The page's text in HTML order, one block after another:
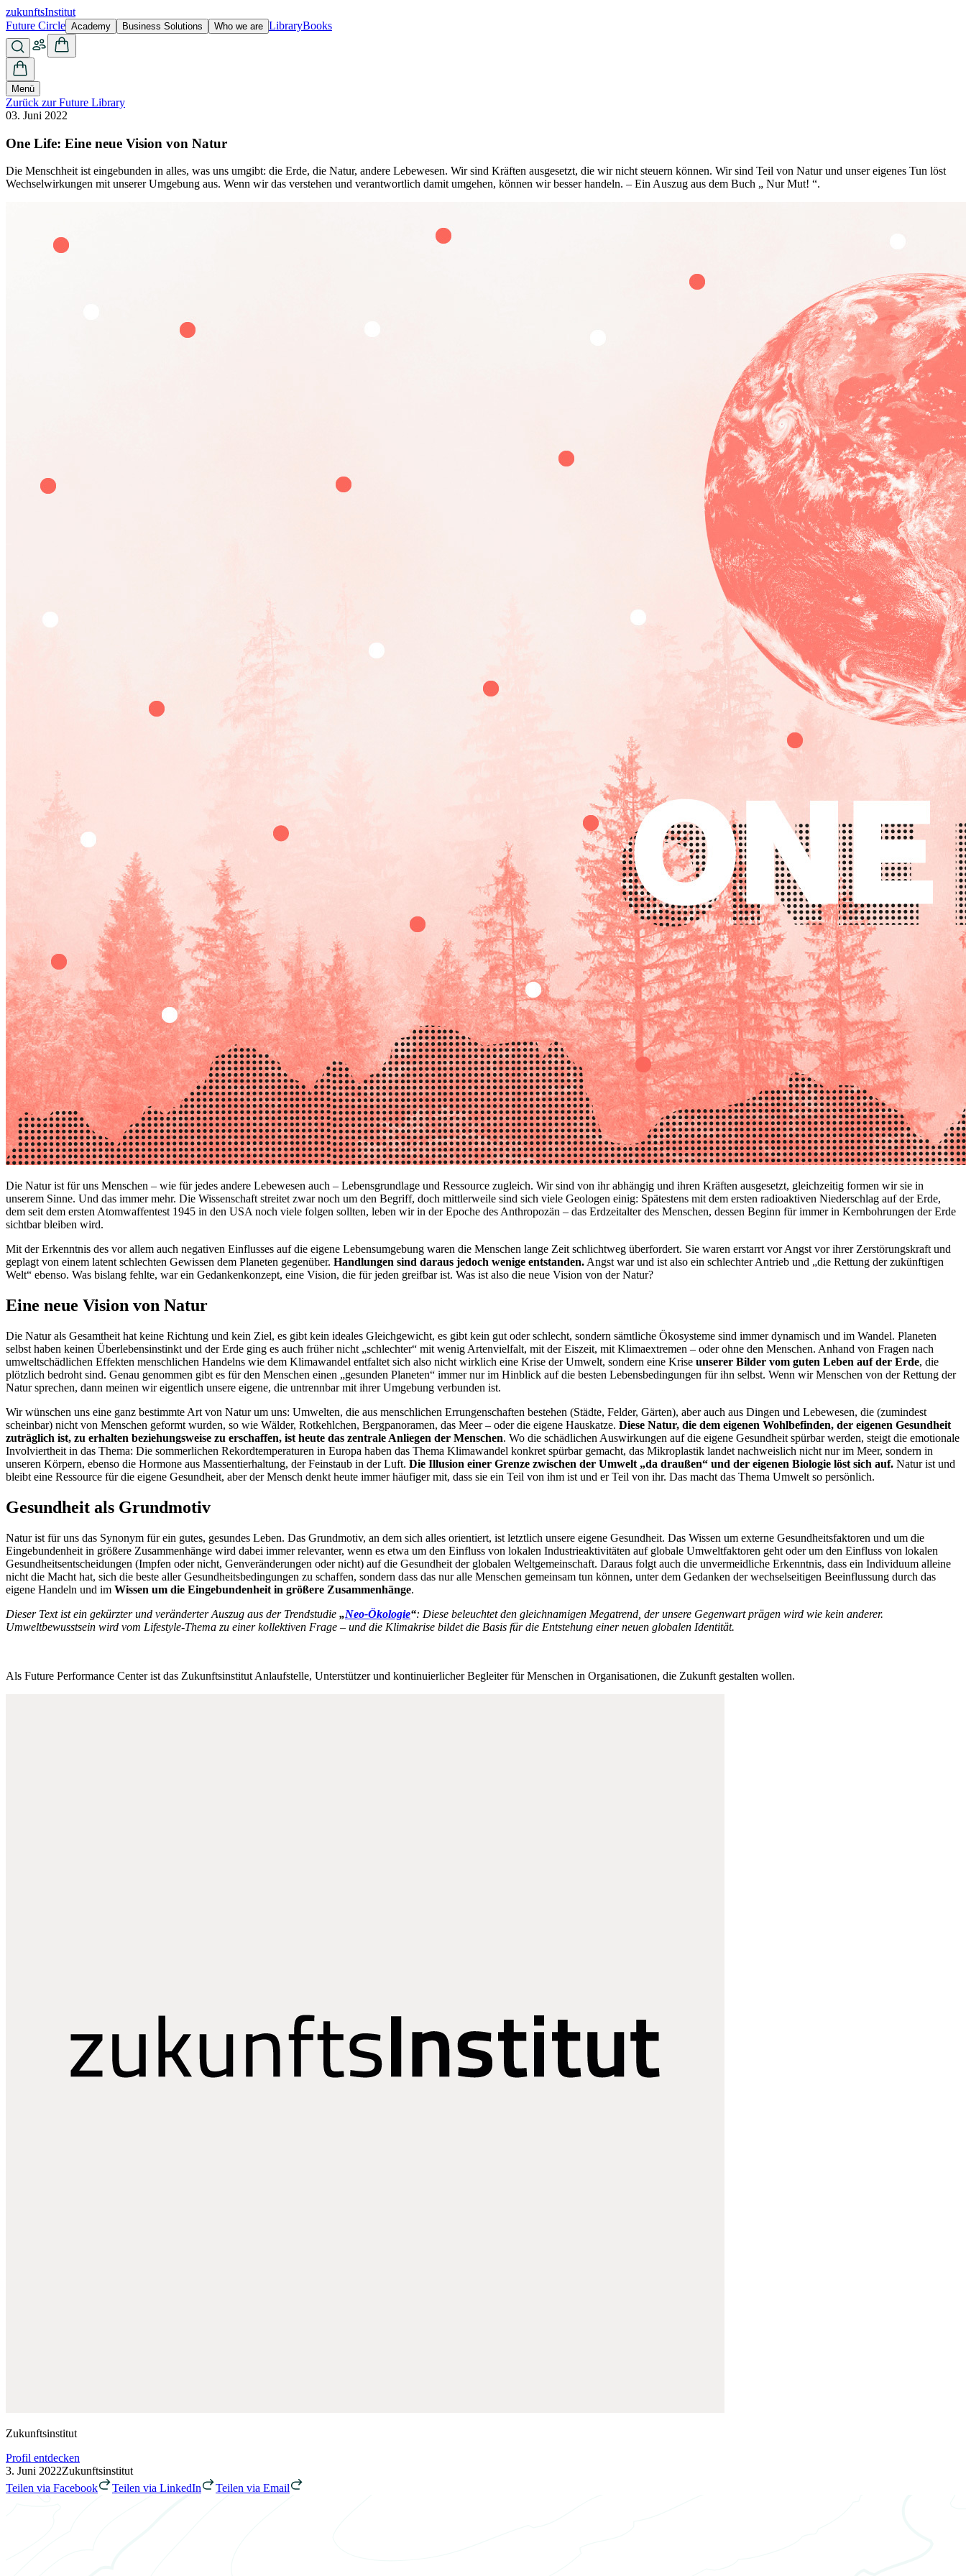
zukunftsInstitut
Future Circle Academy Business Solutions Who we are LibraryBooks
Menü
Zurück zur Future Library
03. Juni 2022
One Life: Eine neue Vision von Natur
Die Menschheit ist eingebunden in alles, was uns umgibt: die Erde, die Natur, andere Lebewesen. Wir sind Kräften ausgesetzt, die wir nicht steuern können. Wir sind Teil von Natur und unser eigenes Tun löst
Wechselwirkungen mit unserer Umgebung aus. Wenn wir das verstehen und verantwortlich damit umgehen, können wir besser handeln. – Ein Auszug aus dem Buch „ Nur Mut! “.
Die Natur ist für uns Menschen – wie für jedes andere Lebewesen auch – Lebensgrundlage und Ressource zugleich. Wir sind von ihr abhängig und ihren Kräften ausgesetzt, gleichzeitig formen wir sie in
unserem Sinne. Und das immer mehr. Die Wissenschaft streitet zwar noch um den Begriff, doch mittlerweile sind sich viele Geologen einig: Spätestens mit dem ersten radioaktiven Niederschlag auf der Erde,
dem seit dem ersten Atomwaffentest 1945 in den USA noch viele folgen sollten, leben wir in der Epoche des Anthropozän – das Erdzeitalter des Menschen, dessen Beginn für immer in Kernbohrungen der Erde
sichtbar bleiben wird.
Mit der Erkenntnis des vor allem auch negativen Einflusses auf die eigene Lebensumgebung waren die Menschen lange Zeit schlichtweg überfordert. Sie waren erstarrt vor Angst vor ihrer Zerstörungskraft und
geplagt von einem latent schlechten Gewissen dem Planeten gegenüber. Handlungen sind daraus jedoch wenige entstanden.Angst war und ist also ein schlechter Antrieb und „die Rettung der zukünftigen
Welt“ ebenso. Was bislang fehlte, war ein Gedankenkonzept, eine Vision, die für jeden greifbar ist. Was ist also die neue Vision von der Natur?
Eine neue Vision von Natur
Die Natur als Gesamtheit hat keine Richtung und kein Ziel, es gibt kein ideales Gleichgewicht, es gibt kein gut oder schlecht, sondern sämtliche Ökosysteme sind immer dynamisch und im Wandel. Planeten
selbst haben keinen Überlebensinstinkt und der Erde ging es auch früher nicht „schlechter“ mit wenig Artenvielfalt, mit der Eiszeit, mit Klimaextremen – oder ohne den Menschen. Anhand von Fragen nach
umweltschädlichen Effekten menschlichen Handelns wie dem Klimawandel entfaltet sich also nicht wirklich eine Krise der Umwelt, sondern eine Krise unserer Bilder vom guten Leben auf der Erde, die
plötzlich bedroht sind. Genau genommen gibt es für den Menschen einen „gesunden Planeten“ immer nur im Hinblick auf die besten Lebensbedingungen für ihn selbst. Wenn wir Menschen von der Rettung der
Natur sprechen, dann meinen wir eigentlich unsere eigene, die untrennbar mit ihrer Umgebung verbunden ist.
Wir wünschen uns eine ganz bestimmte Art von Natur um uns: Umwelten, die aus menschlichen Errungenschaften bestehen (Städte, Felder, Gärten), aber auch aus Dingen und Lebewesen, die (zumindest
scheinbar) nicht von Menschen geformt wurden, so wie Wälder, Rotkehlchen, Bergpanoramen, das Meer – oder die eigene Hauskatze. Diese Natur, die dem eigenen Wohlbefinden, der eigenen Gesundheit
zuträglich ist, zu erhalten beziehungsweise zu erschaffen, ist heute das zentrale Anliegen der Menschen. Wo die schädlichen Auswirkungen auf die eigene Gesundheit spürbar werden, steigt die emotionale
Involviertheit in das Thema: Die sommerlichen Rekordtemperaturen in Europa haben das Thema Klimawandel konkret spürbar gemacht, das Mikroplastik landet nachweislich nicht nur im Meer, sondern in
unseren Körpern, ebenso die Hormone aus Massentierhaltung, der Feinstaub in der Luft. Die Illusion einer Grenze zwischen der Umwelt „da draußen“ und der eigenen Biologie löst sich auf. Natur ist und
bleibt eine Ressource für die eigene Gesundheit, aber der Mensch denkt heute immer häufiger mit, dass sie ein Teil von ihm ist und er Teil von ihr. Das macht das Thema Umwelt so persönlich.
Gesundheit als Grundmotiv
Natur ist für uns das Synonym für ein gutes, gesundes Leben. Das Grundmotiv, an dem sich alles orientiert, ist letztlich unsere eigene Gesundheit. Das Wissen um externe Gesundheitsfaktoren und um die
Eingebundenheit in größere Zusammenhänge wird dabei immer relevanter, wenn es etwa um den Einfluss von lokalen Industrieaktivitäten auf globale Umweltfaktoren geht oder um den Einfluss von lokalen
Gesundheitsentscheidungen (Impfen oder nicht, Genveränderungen oder nicht) auf die Gesundheit der globalen Weltgemeinschaft. Daraus folgt auch die unvermeidliche Erkenntnis, dass ein Individuum alleine
nicht die Macht hat, sich die beste aller Gesundheitsbedingungen zu schaffen, sondern dass das nur alle Menschen gemeinsam tun können, unter dem Gedanken der wechselseitigen Beeinflussung durch das
eigene Handeln und im Wissen um die Eingebundenheit in größere Zusammenhänge.
Dieser Text ist ein gekürzter und veränderter Auszug aus der Trendstudie „Neo-Ökologie“: Diese beleuchtet den gleichnamigen Megatrend, der unsere Gegenwart prägen wird wie kein anderer.
Umweltbewusstsein wird vom Lifestyle-Thema zu einer kollektiven Frage – und die Klimakrise bildet die Basis für die Entstehung einer neuen globalen Identität.
Als Future Performance Center ist das Zukunftsinstitut Anlaufstelle, Unterstützer und kontinuierlicher Begleiter für Menschen in Organisationen, die Zukunft gestalten wollen.
Zukunftsinstitut
Profil entdecken
3. Juni 2022Zukunftsinstitut
Teilen via Facebook
Teilen via LinkedIn Teilen via Email